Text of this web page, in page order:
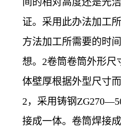
证。采用此办法加工
方法加工所需要的时
想。2卷筒卷筒外形尺
体壁厚根据外型尺寸而
2，采用铸钢
接成一体。卷筒焊接